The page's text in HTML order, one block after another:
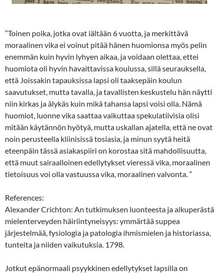
”Toinen poika, jotka ovat iältään 6 vuotta, ja merkittävä
moraalinen vika ei voinut pitää hänen huomionsa myös pelin
enemmän kuin hyvin lyhyen aikaa, ja voidaan olettaa, ettei
huomiota oli hyvin havaittavissa koulussa, sillä seurauksella,
että Joissakin tapauksissa lapsi oli taaksepäin koulun
saavutukset, mutta tavalla, ja tavallisten keskustelu hän näytti
niin kirkas ja älykäs kuin mikä tahansa lapsi voisi olla. Nämä
huomiot, luonne vika saattaa vaikuttaa spekulatiivisia olisi
mitään käytännön hyötyä, mutta uskallan ajatella, että ne ovat
noin perusteella kliinisissä tosiasia, ja minun syytä heitä
eteenpäin tässä asiakaspiiri on korostaa sitä mahdollisuutta,
että muut sairaalloinen edellytykset vieressä vika, moraalinen
tietoisuus voi olla vastuussa vika, moraalinen valvonta. ”
References:
Alexander Crichton: An tutkimuksen luonteesta ja alkuperästä
mielenterveyden häiriintyneisyys: ymmärtää suppea
järjestelmää, fysiologia ja patologia ihmismielen ja historiassa,
tunteita ja niiden vaikutuksia. 1798.
Jotkut epänormaali psyykkinen edellytykset lapsilla on